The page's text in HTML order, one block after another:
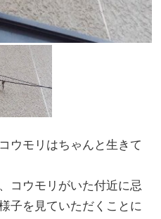
ウモリはちゃんと生きて
コウモリがいた付近に忌
子を見ていただくことに